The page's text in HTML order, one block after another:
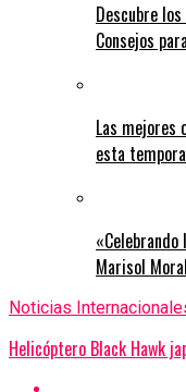
Descubre
Consejos
Las mejores
esta
Marisol
Noticias
Helicóptero Black Hawk